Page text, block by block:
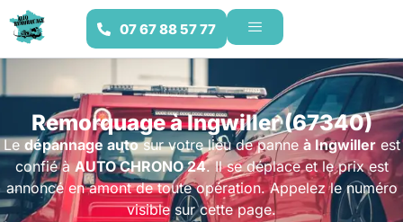
07 67 88 57 77
Remorquage à Ingwiller (67340)
Ledépannage autosur votre lieu de panne à Ingwillerest
confié àAUTO CHRONO 24. Il se déplace et le prix est
annoncé en amont de toute opération. Appelez le numéro
visible sur cette page.